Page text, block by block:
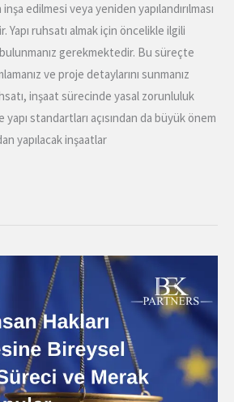
inşa edilmesi veya yeniden yapılandırılması
Yapı ruhsatı almak için öncelikle ilgili
gerekmektedir. Bu süreçte
ve proje detaylarını sunmanız
inşaat sürecinde yasal zorunluluk
standartları açısından da büyük önem
yapılacak inşaatlar